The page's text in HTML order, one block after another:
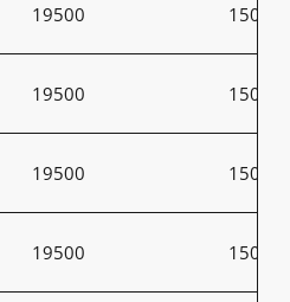
19500 150
19500 150
19500 150
19500 150